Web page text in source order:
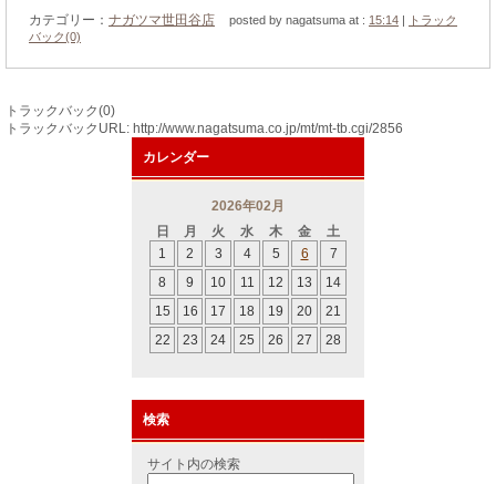
カテゴリー： ナガツマ世田谷店 posted by nagatsuma at : 15:14 |
トラック
バック(0)
トラックバック(0)
トラックバックURL: http://www.nagatsuma.co.jp/mt/mt-tb.cgi/2856
カレンダー
2026年02月
日
月 火 水 木 金
土
1
2 3 4 5 6
7
8
9 10 11 12 13
14
15
16 17 18 19 20
21
22
23 24 25 26 27 28
検索
サイト内の検索